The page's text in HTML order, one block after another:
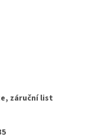
záruční list